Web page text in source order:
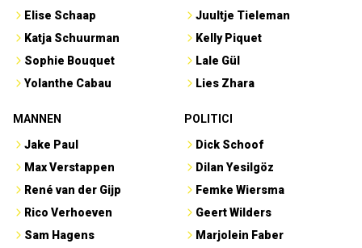
Elise Schaap
Katja Schuurman
Sophie Bouquet
Yolanthe Cabau
Juultje Tieleman
Kelly Piquet
Lale Gül
Lies Zhara
MANNEN
Jake Paul
Max Verstappen
René van der Gijp
Rico Verhoeven
Sam Hagens
POLITICI
Dick Schoof
Dilan Yesilgöz
Femke Wiersma
Geert Wilders
Marjolein Faber